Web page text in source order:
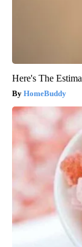
Here's The
HomeBuddy